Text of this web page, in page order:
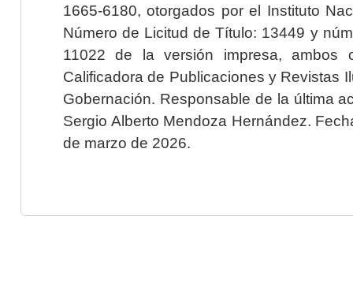
1665-6180, otorgados por el Instituto
Número de Licitud de Título: 13449 y
11022 de la versión impresa, ambos
Calificadora de Publicaciones y Revistas
Gobernación. Responsable de la última
Sergio Alberto Mendoza Hernández.
de marzo de 2026.